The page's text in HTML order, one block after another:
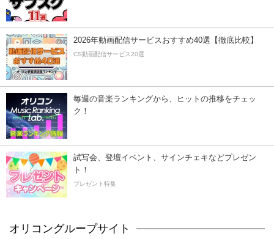
2026年動画配信サービスおすすめ40選【徹底比較】
CS動画配信サービス20選
毎週の音楽ランキングから、ヒットの推移をチェッ
ク！
試写会、登壇イベント、サインチェキなどプレゼン
ト！
プレゼント特集
オリコングループサイト